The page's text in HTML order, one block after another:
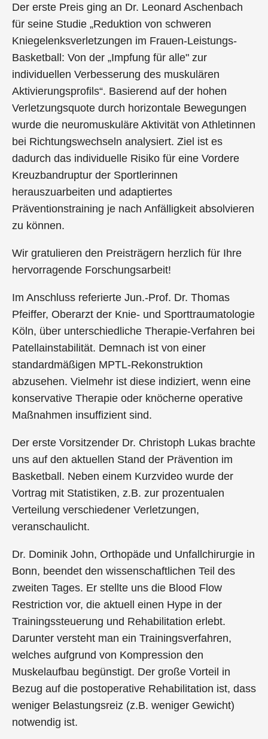
Der erste Preis ging an Dr. Leonard Aschenbach
für seine Studie „Reduktion von schweren
Kniegelenksverletzungen im Frauen-Leistungs-
Basketball: Von der „Impfung für alle" zur
individuellen Verbesserung des muskulären
Aktivierungsprofils“. Basierend auf der hohen
Verletzungsquote durch horizontale Bewegungen
wurde die neuromuskuläre Aktivität von Athletinnen
bei Richtungswechseln analysiert. Ziel ist es
dadurch das individuelle Risiko für eine Vordere
Kreuzbandruptur der Sportlerinnen
herauszuarbeiten und adaptiertes
Präventionstraining je nach Anfälligkeit absolvieren
zu können.
Wir gratulieren den Preisträgern herzlich für Ihre
hervorragende Forschungsarbeit!
Im Anschluss referierte Jun.-Prof. Dr. Thomas
Pfeiffer, Oberarzt der Knie- und Sporttraumatologie
Köln, über unterschiedliche Therapie-Verfahren bei
Patellainstabilität. Demnach ist von einer
standardmäßigen MPTL-Rekonstruktion
abzusehen. Vielmehr ist diese indiziert, wenn eine
konservative Therapie oder knöcherne operative
Maßnahmen insuffizient sind.
Der erste Vorsitzender Dr. Christoph Lukas brachte
uns auf den aktuellen Stand der Prävention im
Basketball. Neben einem Kurzvideo wurde der
Vortrag mit Statistiken, z.B. zur prozentualen
Verteilung verschiedener Verletzungen,
veranschaulicht.
Dr. Dominik John, Orthopäde und Unfallchirurgie in
Bonn, beendet den wissenschaftlichen Teil des
zweiten Tages. Er stellte uns die Blood Flow
Restriction vor, die aktuell einen Hype in der
Trainingssteuerung und Rehabilitation erlebt.
Darunter versteht man ein Trainingsverfahren,
welches aufgrund von Kompression den
Muskelaufbau begünstigt. Der große Vorteil in
Bezug auf die postoperative Rehabilitation ist, dass
weniger Belastungsreiz (z.B. weniger Gewicht)
notwendig ist.